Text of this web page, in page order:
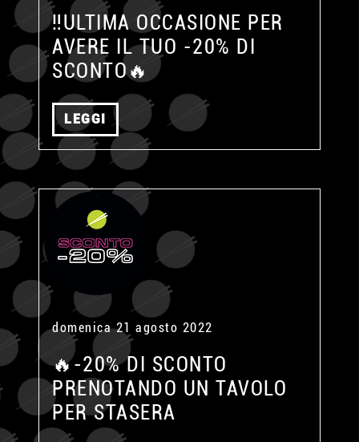
‼️ULTIMA OCCASIONE PER
AVERE IL TUO -20% DI
SCONTO🔥
LEGGI
domenica 21 agosto 2022
🔥-20% DI SCONTO
PRENOTANDO UN TAVOLO
PER STASERA